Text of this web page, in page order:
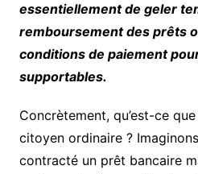
essentiellement de geler
remboursement des prêts
conditions de paiement
supportables.
Concrètement, qu’est-ce
citoyen ordinaire ?
contracté un prêt bancaire